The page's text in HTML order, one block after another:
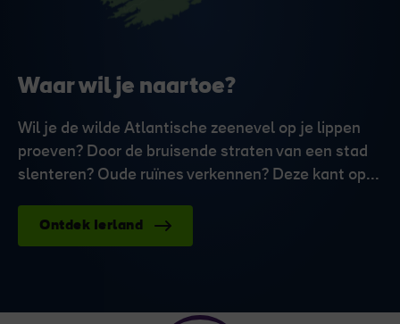
Waar wil je naartoe?
Wil je de wilde Atlantische zeenevel op je lippen
proeven? Door de bruisende straten van een stad
slenteren? Oude ruïnes verkennen? Deze kant op...
Ontdek Ierland